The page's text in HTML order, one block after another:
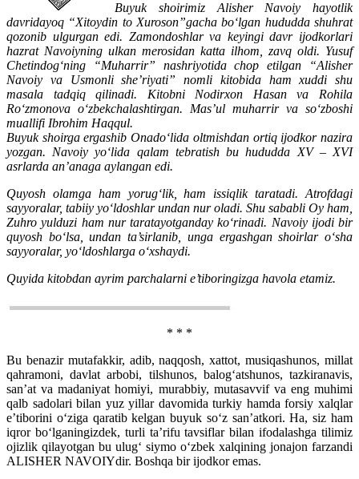
Buyuk shoirimiz Alisher Navoiy hayotlik
davridayoq “Xitoydin to Xuroson”gacha bo‘lgan hududda shuhrat
qozonib ulgurgan edi. Zamondoshlar va keyingi davr ijodkorlari
hazrat Navoiyning ulkan merosidan katta ilhom, zavq oldi. Yusuf
Chetindog‘ning “Muharrir” nashriyotida chop etilgan “Alisher
Navoiy va Usmonli she’riyati” nomli kitobida ham xuddi shu
masala tadqiq qilinadi. Kitobni Nodirxon Hasan va Rohila
Ro‘zmonova o‘zbekchalashtirgan. Mas’ul muharrir va so‘zboshi
muallifi Ibrohim Haqqul.
Buyuk shoirga ergashib Onado‘lida oltmishdan ortiq ijodkor nazira
yozgan. Navoiy yo‘lida qalam tebratish bu hududda XV – XVI
asrlarda an’anaga aylangan edi.
Quyosh olamga ham yorug‘lik, ham issiqlik taratadi. Atrofdagi
sayyoralar, tabiiy yo‘ldoshlar undan nur oladi. Shu sababli Oy ham,
Zuhro yulduzi ham nur taratayotganday ko‘rinadi. Navoiy ijodi bir
quyosh bo‘lsa, undan ta’sirlanib, unga ergashgan shoirlar o‘sha
sayyoralar, yo‘ldoshlarga o‘xshaydi.
Quyida kitobdan ayrim parchalarni e’tiboringizga havola etamiz.
* * *
Bu benazir mutafakkir, adib, naqqosh, xattot, musiqashunos, millat
qahramoni, davlat arbobi, tilshunos, balog‘atshunos, tazkiranavis,
san’at va madaniyat homiyi, murabbiy, mutasavvif va eng muhimi
qalb sadolari bilan yuz yillar davomida turkiy hamda forsiy xalqlar
e’tiborini o‘ziga qaratib kelgan buyuk so‘z san’atkori. Ha, siz ham
iqror bo‘lganingizdek, turli ta’rifu tavsiflar bilan ifodalashga tilimiz
ojizlik qilayotgan bu ulug‘ siymo o‘zbek xalqining jonajon farzandi
ALISHЕR NAVOIYdir. Boshqa bir ijodkor emas.